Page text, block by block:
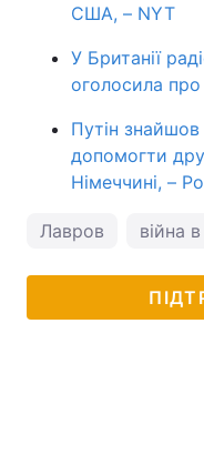
США, – NYT
У Британії
оголосила про
Путін
допомогти
Німеччині, –
Лавров війна в